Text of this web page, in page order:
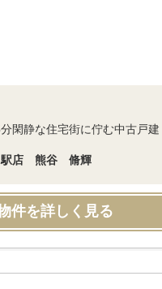
閑静な住宅街に佇む中古戸建
駅店 熊谷 脩輝
件を詳しく見る